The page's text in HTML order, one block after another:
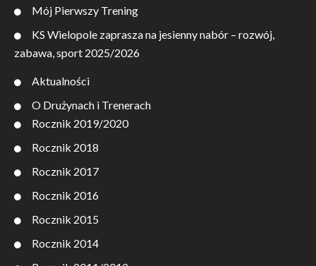
Mój Pierwszy Trening
KS Wielopole zaprasza na jesienny nabór – rozwój,
zabawa, sport 2025/2026
Aktualności
O Drużynach i Trenerach
Rocznik 2019/2020
Rocznik 2018
Rocznik 2017
Rocznik 2016
Rocznik 2015
Rocznik 2014